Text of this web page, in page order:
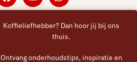
Koffieliefhebber? Dan hoor jij bij ons
thuis.
Ontvang onderhoudstips, inspiratie en